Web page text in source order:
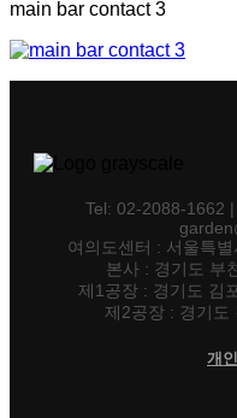
main bar contact 3
Tel: 02-2088-1662
여의도센터 : 서울특
본사 : 경기도 부
제1공장 : 경기도 김
제2공장 : 경기도
개